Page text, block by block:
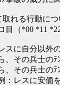
取れる行動に
目（*00 *11
スに自分以外
、その兵士のﾃ
、その兵士のﾃ
：レスに安価